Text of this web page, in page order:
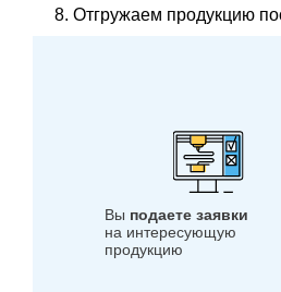
Отгружаем продукцию
Вы подаете заявки
на интересующую
продукцию